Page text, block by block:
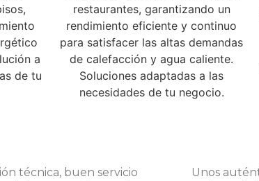
a
de tu
restaurantes, garantizando un
rendimiento eficiente y continuo
para satisfacer las altas demandas
de calefacción y agua caliente.
Soluciones adaptadas a las
necesidades de tu negocio.
técnica, buen servicio
Unos